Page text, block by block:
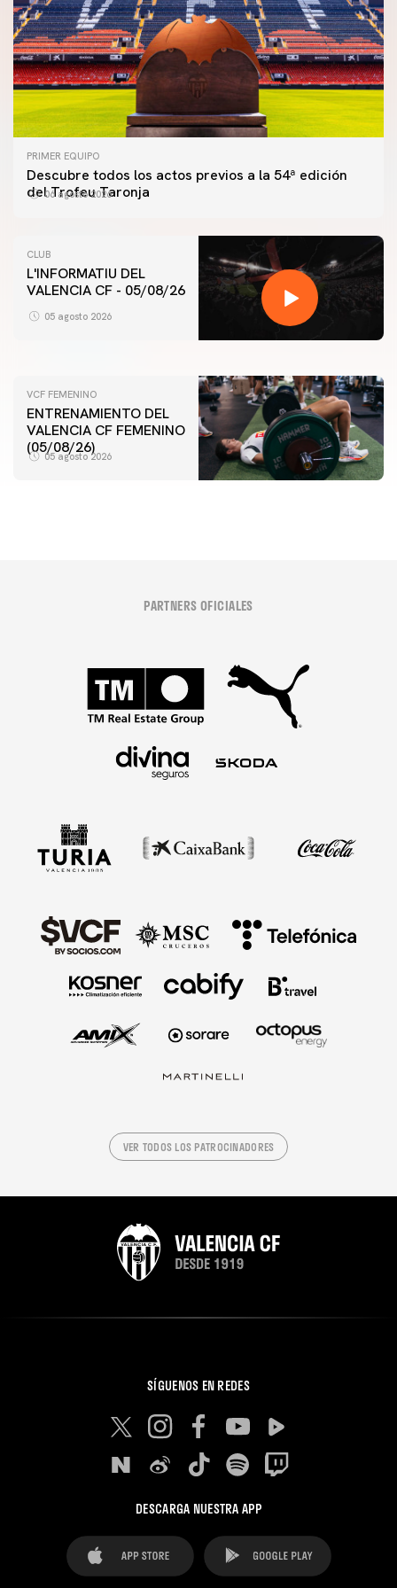
PRIMER EQUIPO
Descubre todos los actos previos a la 54ª edición
del Trofeu Taronja
06 agosto 2026
CLUB
L'INFORMATIU DEL
VALENCIA CF - 05/08/26
05 agosto 2026
PRIMER EQUIPO
ENTRENAMIENTO MATINAL DEL VALENCIA CF
5/8/2026
VCF FEMENINO
ENTRENAMIENTO DEL
VALENCIA CF FEMENINO
(05/08/26)
05 agosto 2026
PARTNERS OFICIALES
VER TODOS LOS PATROCINADORES
SÍGUENOS EN REDES
DESCARGA NUESTRA APP